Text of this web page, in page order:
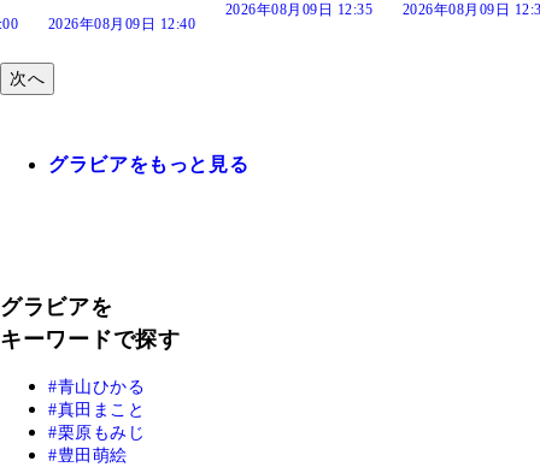
2026年08月09日 12:30
次へ
グラビアをもっと見る
グラビアを
キーワードで探す
青山ひかる
真田まこと
栗原もみじ
豊田萌絵